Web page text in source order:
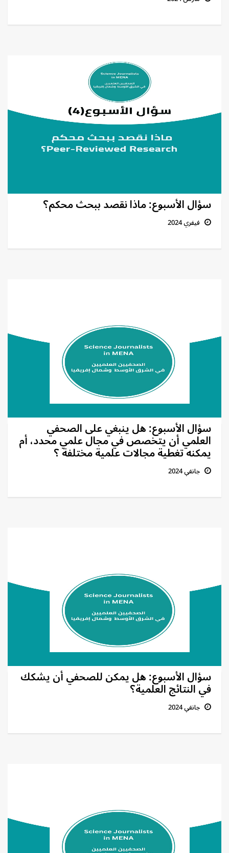
سؤال الأسبوع: ماذا نقصد ببحث محكم؟
فيفري 2024
سؤال الأسبوع: هل ينبغي على الصحفي
العلمي أن يتخصص في مجال علمي محدد، أم
يمكنه تغطية مجالات علمية مختلفة ؟
جانفي 2024
سؤال الأسبوع: هل يمكن للصحفي أن يشكك
في النتائج العلمية؟
جانفي 2024